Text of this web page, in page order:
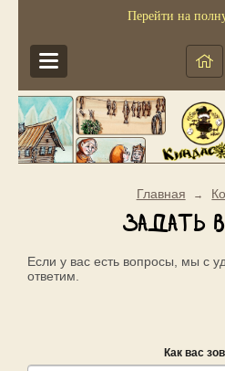
Перейти на
Главная →
Задать
Если у вас есть вопросы, мы с
ответим.
Как вас